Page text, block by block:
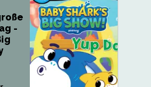
-